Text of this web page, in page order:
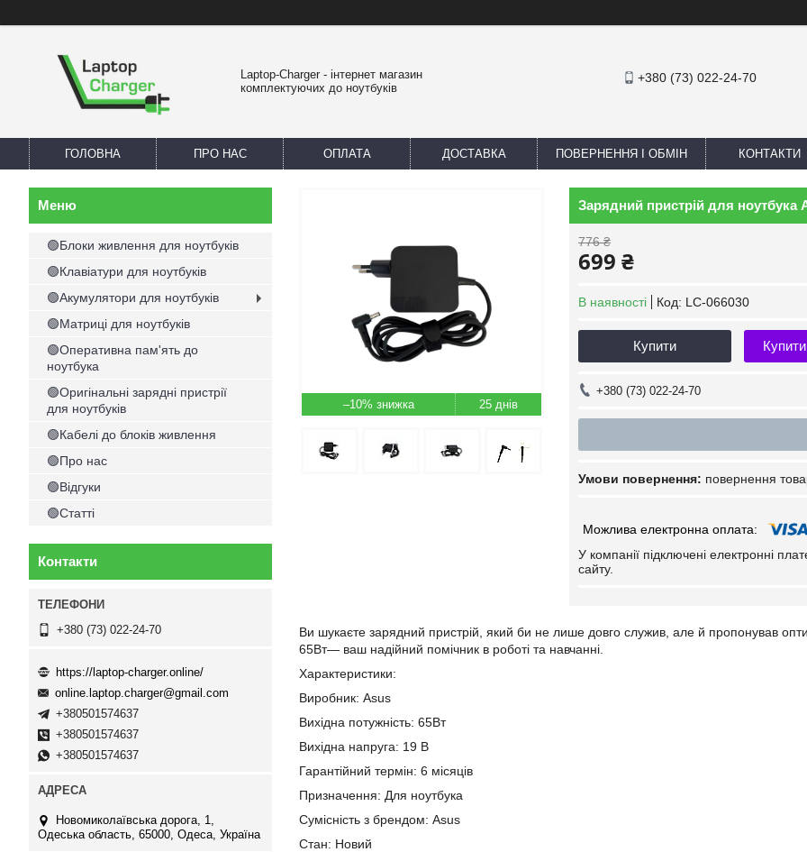
Laptop-Charger - інтернет магазин
комплектуючих до ноутбуків
+380 (73) 022-24-70
ГОЛОВНА ПРО НАС ОПЛАТА ДОСТАВКА ПОВЕРНЕННЯ І ОБМІН КОНТАКТИ
–10% 25 днів
Зарядний пристрій для ноутбука
776 ₴
699 ₴
В наявності Код: LC-066030
Купити
+380 (73) 022-24-70
повернення
У компанії підключені електронні
сайту.
Ви шукаєте зарядний пристрій, який би не лише довго служив, але й пропонував
65Вт— ваш надійний помічник в роботі та навчанні.
Характеристики:
Виробник: Asus
Вихідна потужність: 65Вт
Вихідна напруга: 19 В
Гарантійний термін: 6 місяців
Призначення: Для ноутбука
Сумісність з брендом: Asus
Стан: Новий
🟢Блоки живлення для ноутбуків
🟢Клавіатури для ноутбуків
🟢Акумулятори для ноутбуків
🟢Матриці для ноутбуків
🟢Оперативна пам'ять до
ноутбука
🟢Оригінальні зарядні пристрії
для ноутбуків
🟢Кабелі до блоків живлення
🟢Про нас
🟢Відгуки
🟢Статті
Контакти
+380 (73) 022-24-70
https://laptop-charger.online/
online.laptop.charger@gmail.com
+380501574637
+380501574637
+380501574637
Новомиколаївська дорога, 1,
Одеська область, 65000, Одеса, Україна